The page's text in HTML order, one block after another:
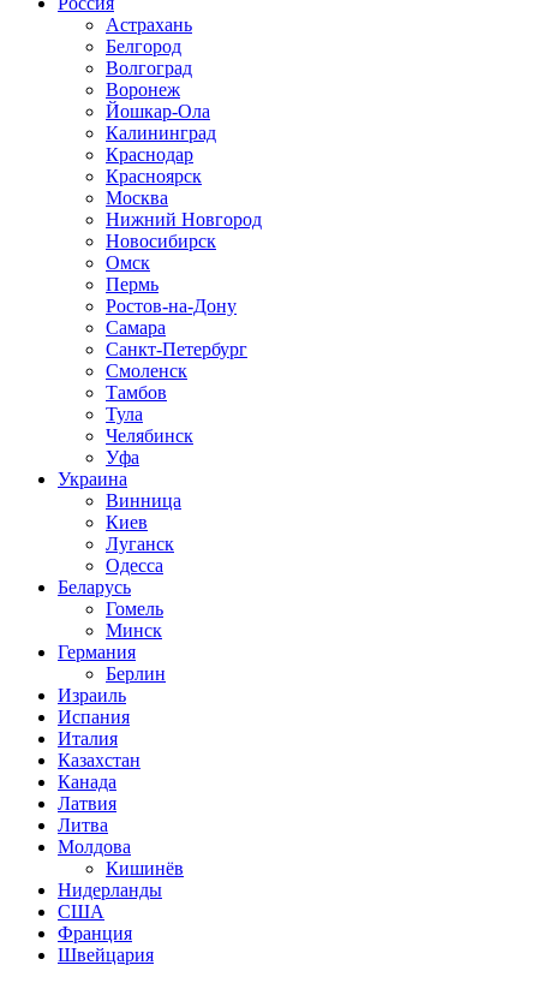
Астрахань
Белгород
Волгоград
Воронеж
Йошкар-Ола
Калининград
Краснодар
Красноярск
Москва
Нижний Новгород
Новосибирск
Омск
Пермь
Ростов-на-Дону
Самара
Санкт-Петербург
Смоленск
Тамбов
Тула
Челябинск
Уфа
Украина
Винница
Киев
Луганск
Одесса
Беларусь
Гомель
Минск
Германия
Берлин
Израиль
Испания
Италия
Казахстан
Канада
Латвия
Литва
Молдова
Кишинёв
Нидерланды
США
Франция
Швейцария